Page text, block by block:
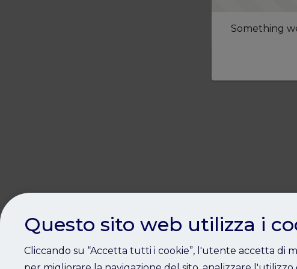
Something
Questo sito web utilizza i
Cliccando su “Accetta tutti i cookie”, l'utente accetta di